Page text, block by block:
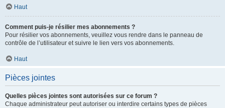
Haut
Comment puis-je résilier mes abonnements ?
Pour résilier vos abonnements, veuillez vous rendre dans le panneau de
contrôle de l’utilisateur et suivre le lien vers vos abonnements.
Haut
Pièces jointes
Quelles pièces jointes sont autorisées sur ce forum ?
Chaque administrateur peut autoriser ou interdire certains types de pièces